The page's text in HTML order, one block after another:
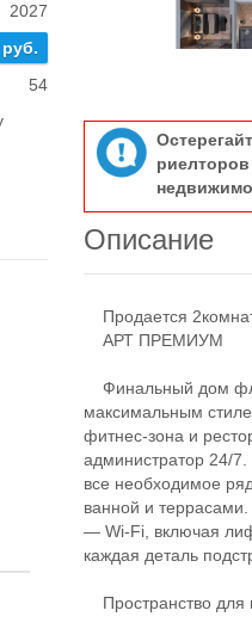
2027
54
Описание
Продается
АРТ ПРЕМИУМ
Финальный дом
максимальным
фитнес-зона и
администратор 24/
все необходимое
ванной и
— Wi-Fi, включая
каждая деталь
Пространство для